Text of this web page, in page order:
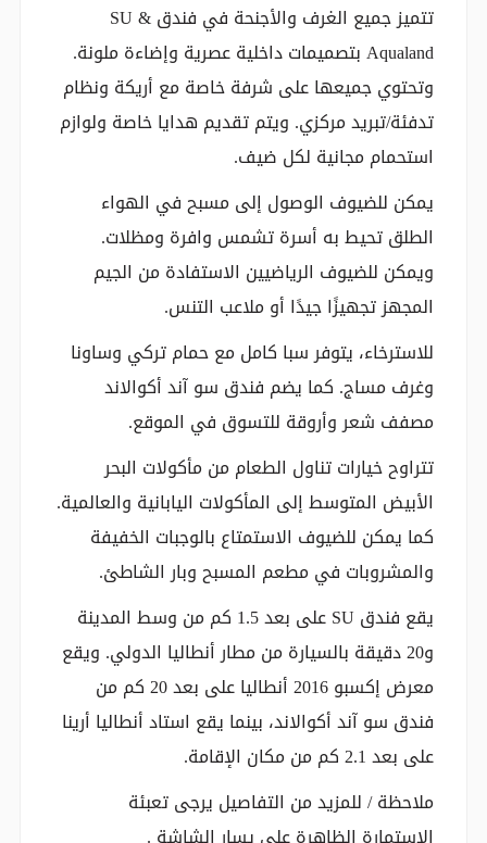
تتميز جميع الغرف والأجنحة في فندق SU &
Aqualand بتصميمات داخلية عصرية وإضاءة ملونة.
وتحتوي جميعها على شرفة خاصة مع أريكة ونظام
تدفئة/تبريد مركزي. ويتم تقديم هدايا خاصة ولوازم
استحمام مجانية لكل ضيف.
يمكن للضيوف الوصول إلى مسبح في الهواء
الطلق تحيط به أسرة تشمس وافرة ومظلات.
ويمكن للضيوف الرياضيين الاستفادة من الجيم
المجهز تجهيزًا جيدًا أو ملاعب التنس.
للاسترخاء، يتوفر سبا كامل مع حمام تركي وساونا
وغرف مساج. كما يضم فندق سو آند أكوالاند
مصفف شعر وأروقة للتسوق في الموقع.
تتراوح خيارات تناول الطعام من مأكولات البحر
الأبيض المتوسط إلى المأكولات اليابانية والعالمية.
كما يمكن للضيوف الاستمتاع بالوجبات الخفيفة
والمشروبات في مطعم المسبح وبار الشاطئ.
يقع فندق SU على بعد 1.5 كم من وسط المدينة
و20 دقيقة بالسيارة من مطار أنطاليا الدولي. ويقع
معرض إكسبو 2016 أنطاليا على بعد 20 كم من
فندق سو آند أكوالاند، بينما يقع استاد أنطاليا أرينا
على بعد 2.1 كم من مكان الإقامة.
ملاحظة / للمزيد من التفاصيل يرجى تعبئة